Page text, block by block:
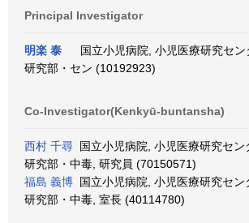
Principal Investigator
明楽 泰
国立小児病院, 小児医療研究セン
研究部・セン (10192923)
Co-Investigator(Kenkyū-buntansha)
西村 千尋 国立小児病院, 小児医療研究セン
研究部・中毒, 研究員 (70150571)
福島 義博 国立小児病院, 小児医療研究セン
研究部・中毒, 室長 (40114780)